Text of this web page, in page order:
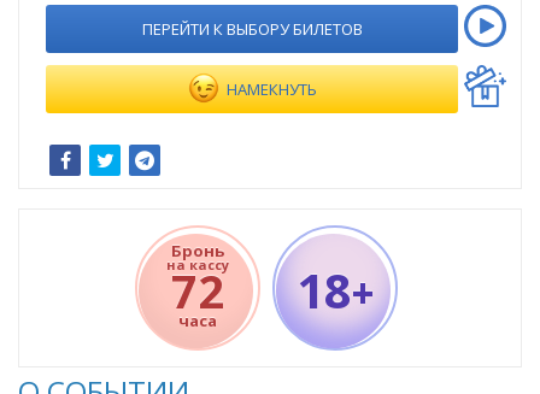
ПЕРЕЙТИ К ВЫБОРУ БИЛЕТОВ
НАМЕКНУТЬ
Бронь
на кассу
72
часа 18+